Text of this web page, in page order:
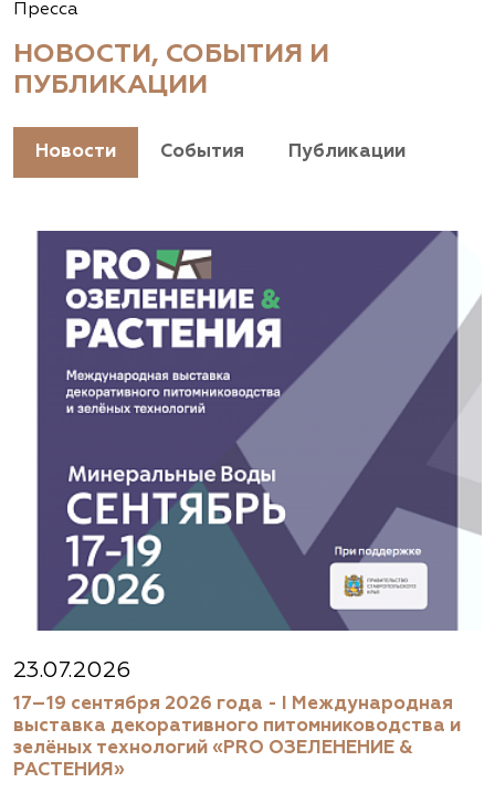
Пресса
НОВОСТИ, СОБЫТИЯ И
ПУБЛИКАЦИИ
Новости События Публикации
23.07.2026
17–19 сентября 2026 года - I Международная
выставка декоративного питомниководства и
зелёных технологий «PRO ОЗЕЛЕНЕНИЕ &
РАСТЕНИЯ»